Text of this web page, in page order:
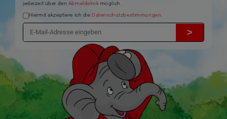
jederzeit über den Abmeldelink möglich.
Hiermit akzeptiere ich die Datenschutzbestimmungen.
>